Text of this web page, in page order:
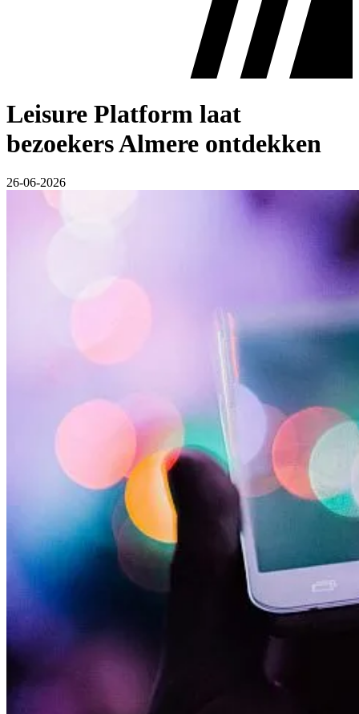
Leisure Platform laat
bezoekers Almere ontdekken
26-06-2026